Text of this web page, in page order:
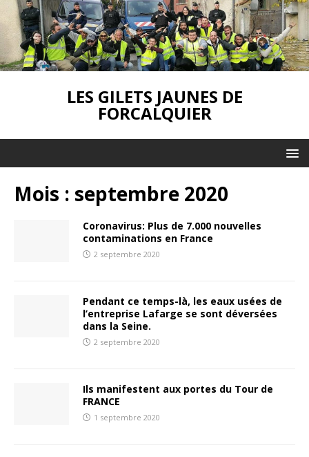
LES GILETS JAUNES DE
FORCALQUIER
Mois : septembre 2020
Coronavirus: Plus de 7.000 nouvelles
contaminations en France
2 septembre 2020
Pendant ce temps-là, les eaux usées de
l’entreprise Lafarge se sont déversées
dans la Seine.
2 septembre 2020
Ils manifestent aux portes du Tour de
FRANCE
1 septembre 2020